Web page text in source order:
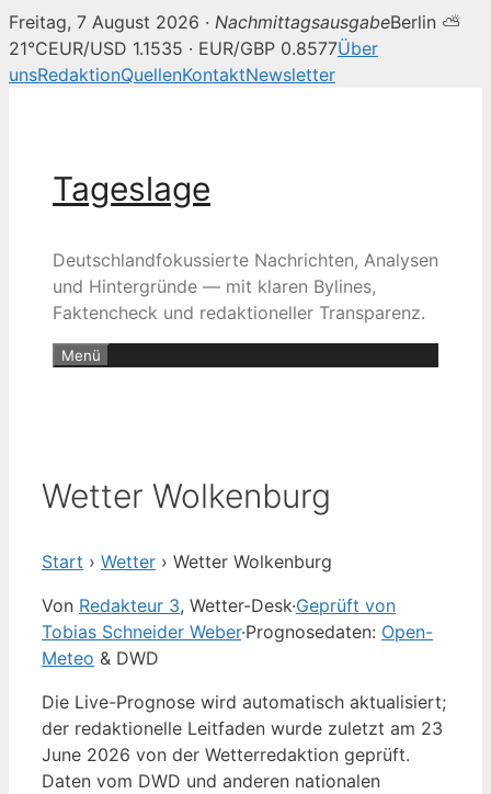
Freitag, 7 August 2026 · NachmittagsausgabeBerlin ⛅
21°CEUR/USD 1.1535 · EUR/GBP 0.8577Über
unsRedaktionQuellenKontaktNewsletter
Tageslage
Deutschlandfokussierte Nachrichten, Analysen
und Hintergründe — mit klaren Bylines,
Faktencheck und redaktioneller Transparenz.
Menü
Wetter Wolkenburg
Start › Wetter › Wetter Wolkenburg
Von Redakteur 3, Wetter-Desk·Geprüft von
Tobias Schneider Weber·Prognosedaten: Open-
Meteo & DWD
Die Live-Prognose wird automatisch aktualisiert;
der redaktionelle Leitfaden wurde zuletzt am 23
June 2026 von der Wetterredaktion geprüft.
Daten vom DWD und anderen nationalen